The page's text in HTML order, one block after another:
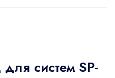
систем SP-